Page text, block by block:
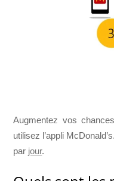
Augmentez vos
utilisez l’appli
par jour.